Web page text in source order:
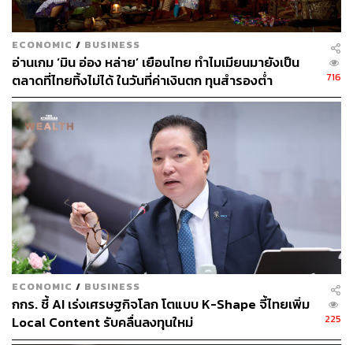
การปรับประมาณการใหม่ครั้งนี้ ยังได้รวมผลของ (1) การ
ขยายตัวดีกว่าที่คาดในไตรมาส 1/2569 (2) แรงสนับสนุนจาก
งบประมาณภายใต้ พ.ร.ก. กู้เงินฯ เพื่อแก้ปัญหาวิกฤตพลังงาน
และ (3) ผลกระทบจากความขัดแย้งในตะวันออกกลางเอาไว้
แล้ว
อย่างไรก็ตาม ประมาณการดังกล่าวยังมีข้อจำกัดและปัจจัย
เสี่ยง ได้แก่ ความยืดเยื้อของสถานการณ์ความขัดแย้งใน
ตะวันออกกลาง ความเสี่ยงจากการชะลอตัวลงของเศรษฐกิจ
และการค้าโลก และความผันผวนในตลาดเงินตลาดทุน ภาระ
หนี้สินภาคครัวเรือนอยู่ในระดับสูงและคุณภาพสินเชื่อ SME
ด้อยลง ความผันผวนของสภาพภูมิอากาศที่มีแนวโน้มรุนแรง
และส่งผลกระทบต่อกิจกรรมทางเศรษฐกิจโดยเฉพาะภาค
เกษตรมากขึ้น
ECONOMIC / BUSINESS
อ่านเกม ‘มิน อ่อง หล่าย’ เยือนไทย ทำไมเมียนมายังเป็น
ตลาดที่ไทยทิ้งไม่ได้ ในวันที่ค่าเงินตก ทุนสำรองต่ำ
716
ECONOMIC / BUSINESS
กกร. ชี้ AI เร่งเศรษฐกิจโลก โตแบบ K-Shape จี้ไทยเพิ่ม
Local Content รับคลื่นลงทุนใหม่
225